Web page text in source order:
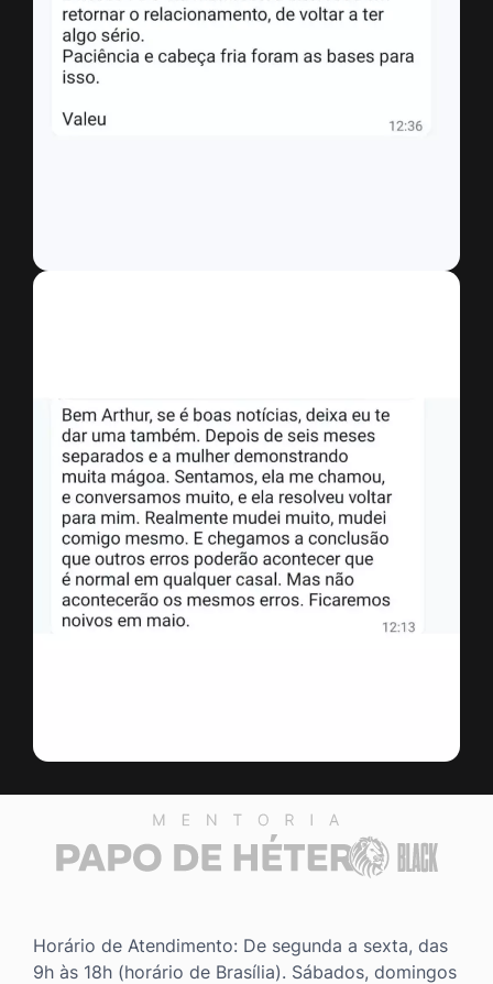
Horário de Atendimento: De segunda a sexta, das
9h às 18h (horário de Brasília). Sábados, domingos